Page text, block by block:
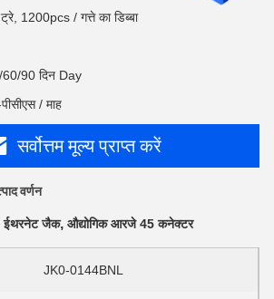
1200pcs / गत्ते का डिब्बा
60/90 दिन Day
/ माह
सर्वोत्तम मूल्य प्राप्त करें
वर्णन
जैक, औद्योगिक आरजे 45 कनेक्टर
JK0-0144BNL